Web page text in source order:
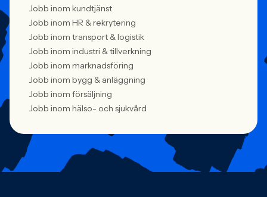
Jobb inom kundtjänst
Jobb inom HR & rekrytering
Jobb inom transport & logistik
Jobb inom industri & tillverkning
Jobb inom marknadsföring
Jobb inom bygg & anläggning
Jobb inom försäljning
Jobb inom hälso- och sjukvård